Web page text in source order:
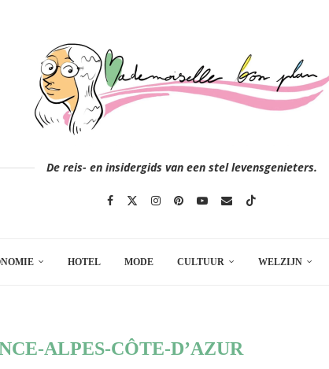
De reis- en insidergids van een stel levensgenieters.
HOTEL MODE CULTUUR WELZIJN
ALPES-CÔTE-D’AZUR